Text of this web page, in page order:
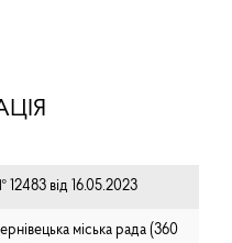
12483 від 16.05.2023
міська рада (⁨360